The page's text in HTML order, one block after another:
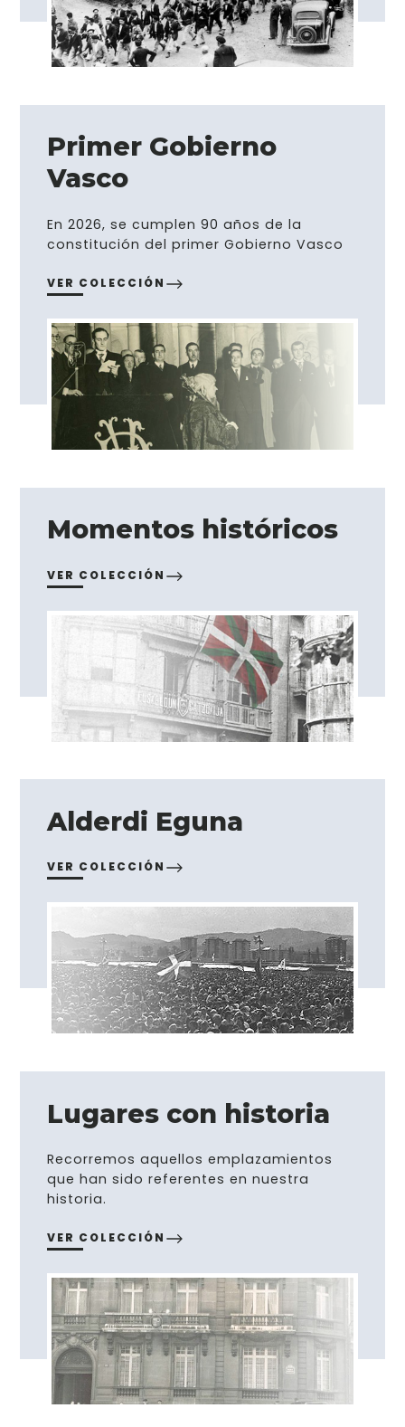
Primer Gobierno
Vasco
En 2026, se cumplen 90 años de la
constitución del primer Gobierno Vasco
VER COLECCIÓN
Momentos históricos
VER COLECCIÓN
Alderdi Eguna
VER COLECCIÓN
Lugares con historia
Recorremos aquellos emplazamientos
que han sido referentes en nuestra
historia.
VER COLECCIÓN